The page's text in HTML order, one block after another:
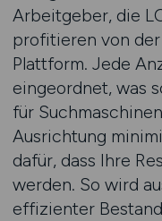
Arbeitgeber, die
profitieren von
Plattform. Jede
eingeordnet, was
für
Ausrichtung
dafür, dass Ihre
werden. So wird
effizienter